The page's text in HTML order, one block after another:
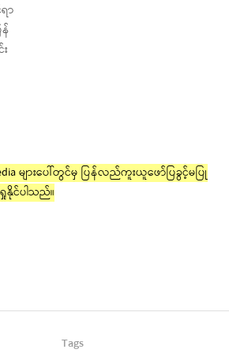
ာ
များပေါ်တွင်မှ ပြန်လည်ကူးယူဖော်ပြခွင့်မပြု
င်ပါသည်။
Tags